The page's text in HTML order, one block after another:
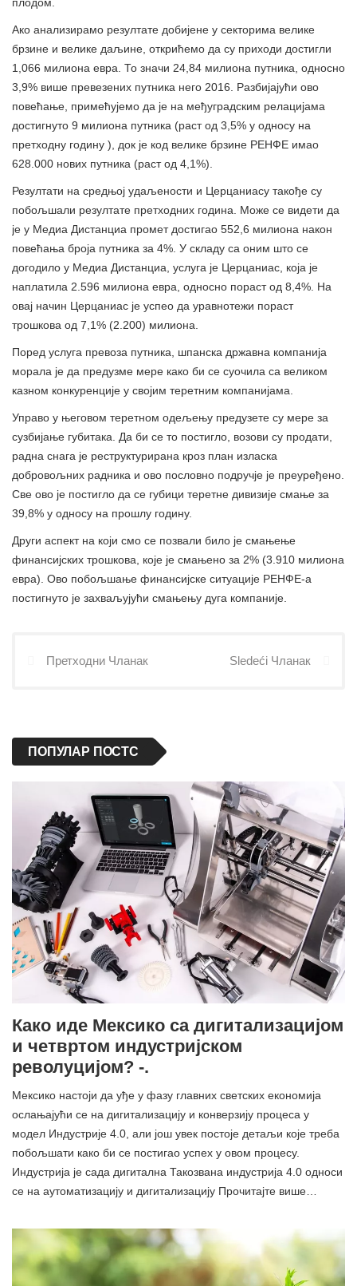
Ако анализирамо резултате добијене у секторима велике
брзине и велике даљине, открићемо да су приходи достигли
1,066 милиона евра. То значи 24,84 милиона путника, односно
3,9% више превезених путника него 2016. Разбијајући ово
повећање, примећујемо да је на међуградским релацијама
достигнуто 9 милиона путника (раст од 3,5% у односу на
претходну годину ), док је код велике брзине РЕНФЕ имао
628.000 нових путника (раст од 4,1%).
Резултати на средњој удаљености и Церцаниасу такође су
побољшали резултате претходних година. Може се видети да
је у Медиа Дистанциа промет достигао 552,6 милиона након
повећања броја путника за 4%. У складу са оним што се
догодило у Медиа Дистанциа, услуга је Церцаниас, која је
наплатила 2.596 милиона евра, односно пораст од 8,4%. На
овај начин Церцаниас је успео да уравнотежи пораст
трошкова од 7,1% (2.200) милиона.
Поред услуга превоза путника, шпанска државна компанија
морала је да предузме мере како би се суочила са великом
казном конкуренције у својим теретним компанијама.
Управо у његовом теретном одељењу предузете су мере за
сузбијање губитака. Да би се то постигло, возови су продати,
радна снага је реструктурирана кроз план изласка
добровољних радника и ово пословно подручје је преуређено.
Све ово је постигло да се губици теретне дивизије смање за
39,8% у односу на прошлу годину.
Други аспект на који смо се позвали било је смањење
финансијских трошкова, које је смањено за 2% (3.910 милиона
евра). Ово побољшање финансијске ситуације РЕНФЕ-а
постигнуто је захваљујући смањењу дуга компаније.
Претходни Чланак Sledeći Чланак
ПОПУЛАР ПОСТС
Како иде Мексико са дигитализацијом
и четвртом индустријском
револуцијом? -.
Мексико настоји да уђе у фазу главних светских економија
ослањајући се на дигитализацију и конверзију процеса у
модел Индустрије 4.0, али још увек постоје детаљи које треба
побољшати како би се постигао успех у овом процесу.
Индустрија је сада дигитална Такозвана индустрија 4.0 односи
се на аутоматизацију и дигитализацију Прочитајте више…